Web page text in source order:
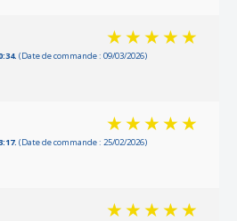
(Date de commande : 09/03/2026)
(Date de commande : 25/02/2026)